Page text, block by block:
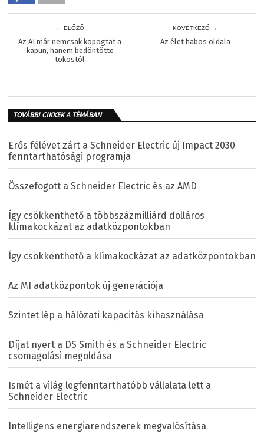
← ELŐZŐ
Az AI már nemcsak kopogtat a
kapun, hanem bedöntötte
tokostól
KÖVETKEZŐ →
Az élet habos oldala
TOVÁBBI CIKKEK A TÉMÁBAN
Erős félévet zárt a Schneider Electric új Impact 2030
fenntarthatósági programja
Összefogott a Schneider Electric és az AMD
Így csökkenthető a többszázmilliárd dolláros
klímakockázat az adatközpontokban
Így csökkenthető a klímakockázat az adatközpontokban
Az MI adatközpontok új generációja
Szintet lép a hálózati kapacitás kihasználása
Díjat nyert a DS Smith és a Schneider Electric
csomagolási megoldása
Ismét a világ legfenntarthatóbb vállalata lett a
Schneider Electric
Intelligens energiarendszerek megvalósítása